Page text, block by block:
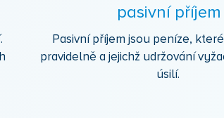
pasivní příjem
Pasivní příjem jsou peníze,
pravidelně a jejichž udržování
úsilí.